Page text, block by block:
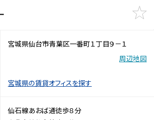
宮城県仙台市青葉区一番町１丁目９－１
周辺地図
宮城県の賃貸オフィスを探す
仙石線あおば通徒歩８分